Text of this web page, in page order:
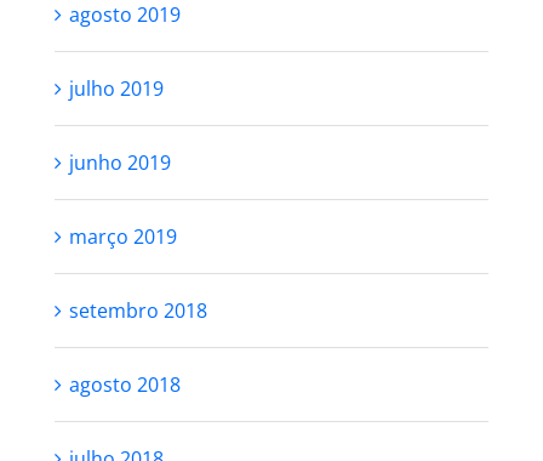
agosto 2019
julho 2019
junho 2019
março 2019
setembro 2018
agosto 2018